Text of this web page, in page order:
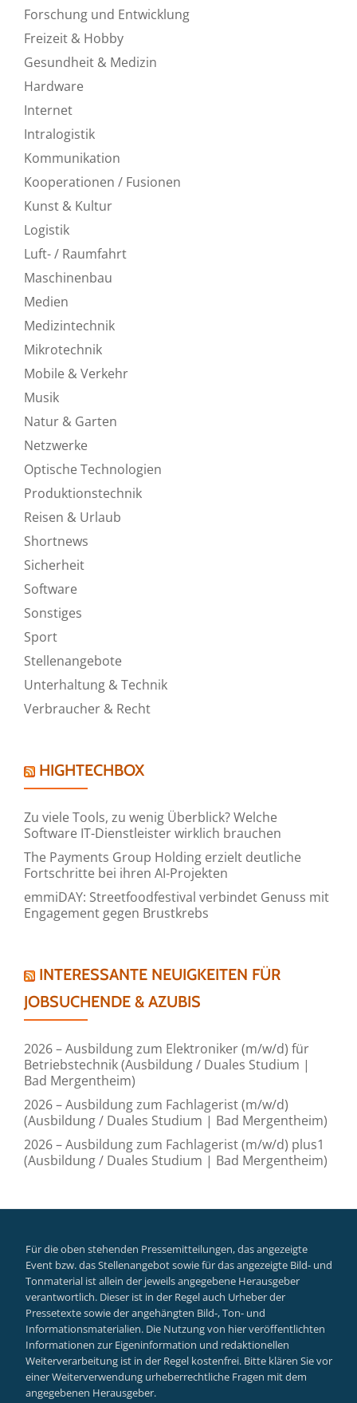
Forschung und Entwicklung
Freizeit & Hobby
Gesundheit & Medizin
Hardware
Internet
Intralogistik
Kommunikation
Kooperationen / Fusionen
Kunst & Kultur
Logistik
Luft- / Raumfahrt
Maschinenbau
Medien
Medizintechnik
Mikrotechnik
Mobile & Verkehr
Musik
Natur & Garten
Netzwerke
Optische Technologien
Produktionstechnik
Reisen & Urlaub
Shortnews
Sicherheit
Software
Sonstiges
Sport
Stellenangebote
Unterhaltung & Technik
Verbraucher & Recht
HIGHTECHBOX
Zu viele Tools, zu wenig Überblick? Welche
Software IT-Dienstleister wirklich brauchen
The Payments Group Holding erzielt deutliche
Fortschritte bei ihren AI-Projekten
emmiDAY: Streetfoodfestival verbindet Genuss mit
Engagement gegen Brustkrebs
INTERESSANTE NEUIGKEITEN FÜR
JOBSUCHENDE & AZUBIS
2026 – Ausbildung zum Elektroniker (m/w/d) für
Betriebstechnik (Ausbildung / Duales Studium |
Bad Mergentheim)
2026 – Ausbildung zum Fachlagerist (m/w/d)
(Ausbildung / Duales Studium | Bad Mergentheim)
2026 – Ausbildung zum Fachlagerist (m/w/d) plus1
(Ausbildung / Duales Studium | Bad Mergentheim)
Für die oben stehenden Pressemitteilungen, das angezeigte
Event bzw. das Stellenangebot sowie für das angezeigte Bild- und
Tonmaterial ist allein der jeweils angegebene Herausgeber
verantwortlich. Dieser ist in der Regel auch Urheber der
Pressetexte sowie der angehängten Bild-, Ton- und
Informationsmaterialien. Die Nutzung von hier veröffentlichten
Informationen zur Eigeninformation und redaktionellen
Weiterverarbeitung ist in der Regel kostenfrei. Bitte klären Sie vor
einer Weiterverwendung urheberrechtliche Fragen mit dem
angegebenen Herausgeber.